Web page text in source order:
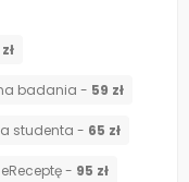
badania - 59 zł
studenta - 65 zł
- 95 zł